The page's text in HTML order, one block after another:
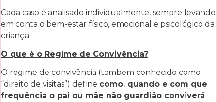
Cada caso é analisado individualmente, sempre levando
em conta o bem-estar físico, emocional e psicológico da
criança.
O que é o Regime de Convivência?
O regime de convivência (também conhecido como
“direito de visitas”) define como, quando e com que
frequência o pai ou mãe não guardião conviverá